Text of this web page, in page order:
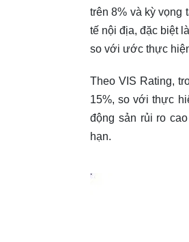
trên 8% và kỳ
tế nội địa, đặc biệt
so với ước thực
Theo VIS Rating,
15%, so với thực
động sản rủi ro
hạn.